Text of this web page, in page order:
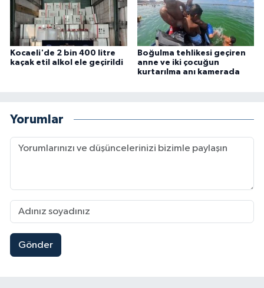
Kocaeli'de 2 bin 400 litre
kaçak etil alkol ele geçirildi
Boğulma tehlikesi geçiren
anne ve iki çocuğun
kurtarılma anı kamerada
Yorumlar
Gönder